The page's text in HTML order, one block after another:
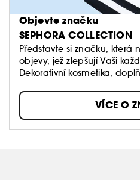
Objevte značku
SEPHORA COLLECTION
Představte si značku,
objevy, jež zlepšují Vaši
Dekorativní kosmetika,
úžasných produktů, textur a
Naše dostupné produkty
vždy kvalitní.
Dopřejte si volnost vytvářet
VÍCE O